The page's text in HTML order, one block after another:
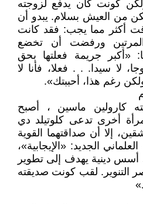
كونت كان يدفع لزوجته
من العيش بسلام. يبدو أن
أكثر مما يجب: فقد كانت
المرتين ورفضت أن تخضع
«أكبر جريمة فعلتها بحق
لا سيدا. . . فعلا، فأنا لا
رغم هذا، أحببتك».
كارولين ماسين ، أصبح
أخرى تدعى كلوتيلد دي
إلا أن صداقتهما القوية
الجديد: «الإيجابية»،
دينية يهدف إلى تطوير
التنوير. لقب كونت صديقته